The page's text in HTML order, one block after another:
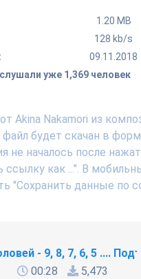
1.20 MB
128 kb/s
09.11.2018
уже 1,369 человек
Akina Nakamori из
будет скачан в
началось после
как ...". В
"Сохранить данные по
- 9, 8, 7, 6, 5 ....
00:28
5,473